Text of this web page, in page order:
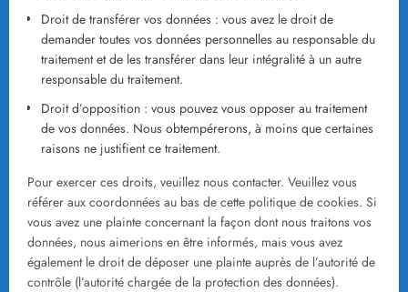
Droit de transférer vos données : vous avez le droit de
demander toutes vos données personnelles au responsable du
traitement et de les transférer dans leur intégralité à un autre
responsable du traitement.
Droit d’opposition : vous pouvez vous opposer au traitement
de vos données. Nous obtempérerons, à moins que certaines
raisons ne justifient ce traitement.
Pour exercer ces droits, veuillez nous contacter. Veuillez vous
référer aux coordonnées au bas de cette politique de cookies. Si
vous avez une plainte concernant la façon dont nous traitons vos
données, nous aimerions en être informés, mais vous avez
également le droit de déposer une plainte auprès de l’autorité de
contrôle (l’autorité chargée de la protection des données).